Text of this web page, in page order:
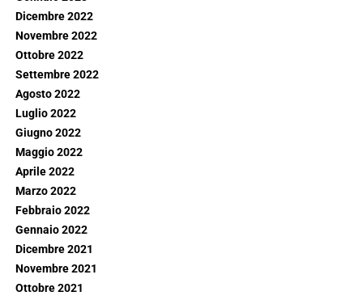
Dicembre 2022
Novembre 2022
Ottobre 2022
Settembre 2022
Agosto 2022
Luglio 2022
Giugno 2022
Maggio 2022
Aprile 2022
Marzo 2022
Febbraio 2022
Gennaio 2022
Dicembre 2021
Novembre 2021
Ottobre 2021